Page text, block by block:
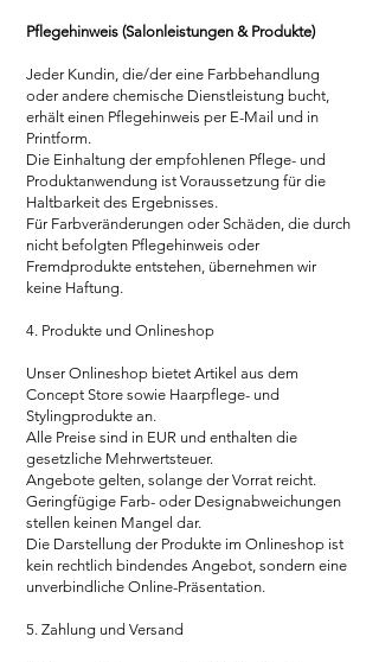
Pflegehinweis (Salonleistungen & Produkte)
Jeder Kundin, die/der eine Farbbehandlung
oder andere chemische Dienstleistung bucht,
erhält einen Pflegehinweis per E-Mail und in
Printform.
Die Einhaltung der empfohlenen Pflege- und
Produktanwendung ist Voraussetzung für die
Haltbarkeit des Ergebnisses.
Für Farbveränderungen oder Schäden, die durch
nicht befolgten Pflegehinweis oder
Fremdprodukte entstehen, übernehmen wir
keine Haftung.
4. Produkte und Onlineshop
Unser Onlineshop bietet Artikel aus dem
Concept Store sowie Haarpflege- und
Stylingprodukte an.
Alle Preise sind in EUR und enthalten die
gesetzliche Mehrwertsteuer.
Angebote gelten, solange der Vorrat reicht.
Geringfügige Farb- oder Designabweichungen
stellen keinen Mangel dar.
Die Darstellung der Produkte im Onlineshop ist
kein rechtlich bindendes Angebot, sondern eine
unverbindliche Online-Präsentation.
5. Zahlung und Versand